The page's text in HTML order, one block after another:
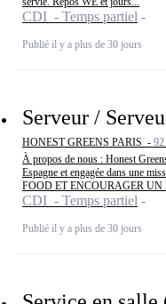
CDI - Temps partiel
Publié il y a plus de 30 jours
Serveur /
HONEST GREENS PARIS -
À propos de nous : Honest
Espagne et engagée dans une
FOOD ET ENCOURAGER
CDI - Temps partiel
Publié il y a plus de 30 jours